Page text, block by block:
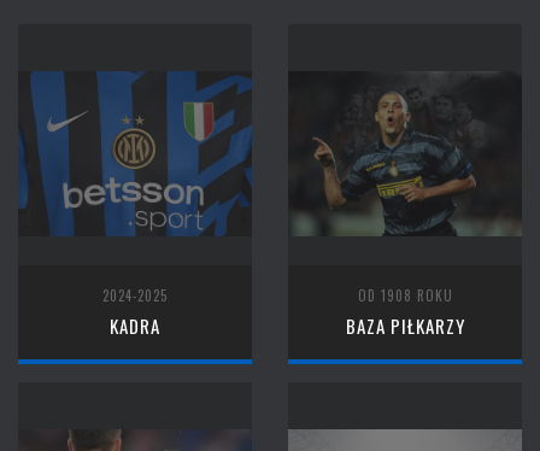
2024-2025
KADRA
OD 1908 ROKU
BAZA PIŁKARZY